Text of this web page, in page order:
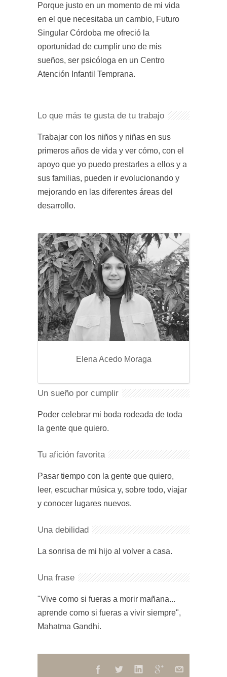
Porque justo en un momento de mi vida
en el que necesitaba un cambio, Futuro
Singular Córdoba me ofreció la
oportunidad de cumplir uno de mis
sueños, ser psicóloga en un Centro
Atención Infantil Temprana.
Lo que más te gusta de tu trabajo
Trabajar con los niños y niñas en sus
primeros años de vida y ver cómo, con el
apoyo que yo puedo prestarles a ellos y a
sus familias, pueden ir evolucionando y
mejorando en las diferentes áreas del
desarrollo.
Elena Acedo Moraga
Un sueño por cumplir
Poder celebrar mi boda rodeada de toda
la gente que quiero.
Tu afición favorita
Pasar tiempo con la gente que quiero,
leer, escuchar música y, sobre todo, viajar
y conocer lugares nuevos.
Una debilidad
La sonrisa de mi hijo al volver a casa.
Una frase
"Vive como si fueras a morir mañana...
aprende como si fueras a vivir siempre",
Mahatma Gandhi.